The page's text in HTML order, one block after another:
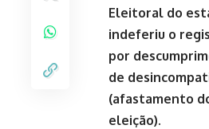
Eleitoral do
indeferiu o
por
de
(afastamento
eleição).